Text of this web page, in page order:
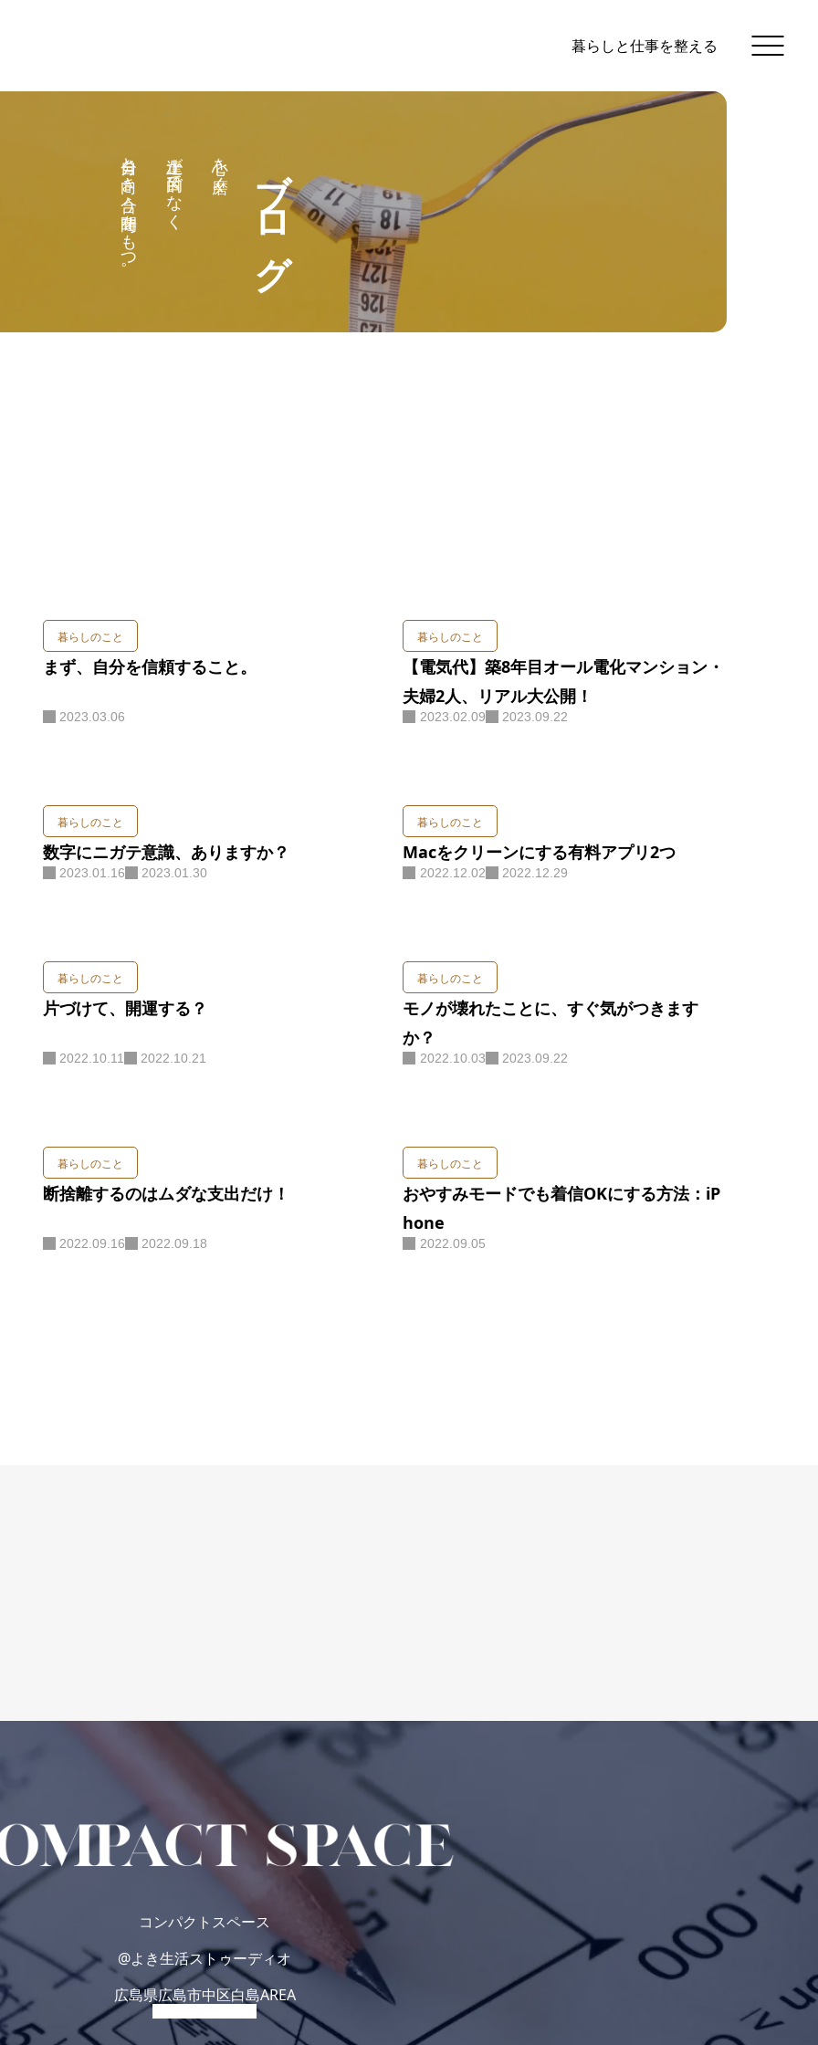
暮らしと仕事を整える
わたしのこと
ITビギナーさんへ
ブログ
心を磨く。
上達が目的でなく
自分と向き合う時間をもつ。
暮らしのこと
まず、自分を信頼すること。
2023.03.06
暮らしのこと
【電気代】築8年目オール電化マンション・
夫婦2人、リアル大公開！
2023.02.09 2023.09.22
暮らしのこと
数字にニガテ意識、ありますか？
2023.01.16 2023.01.30
暮らしのこと
Macをクリーンにする有料アプリ2つ
2022.12.02 2022.12.29
暮らしのこと
片づけて、開運する？
2022.10.11 2022.10.21
暮らしのこと
モノが壊れたことに、すぐ気がつきます
か？
2022.10.03 2023.09.22
暮らしのこと
断捨離するのはムダな支出だけ！
2022.09.16 2022.09.18
暮らしのこと
おやすみモードでも着信OKにする方法：iP
hone
2022.09.05
コンパクトスペース
@よき生活ストゥーディオ
広島県広島市中区白島AREA